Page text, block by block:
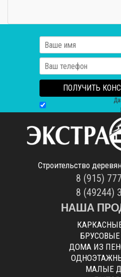
ПОЛУЧИТЬ
Строительство
8 (915)
8 (49244)
НАША
ДОМА ИЗ
МАЛЫЕ